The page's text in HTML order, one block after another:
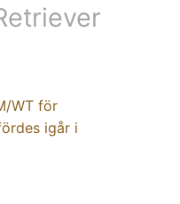
WT för
igår i